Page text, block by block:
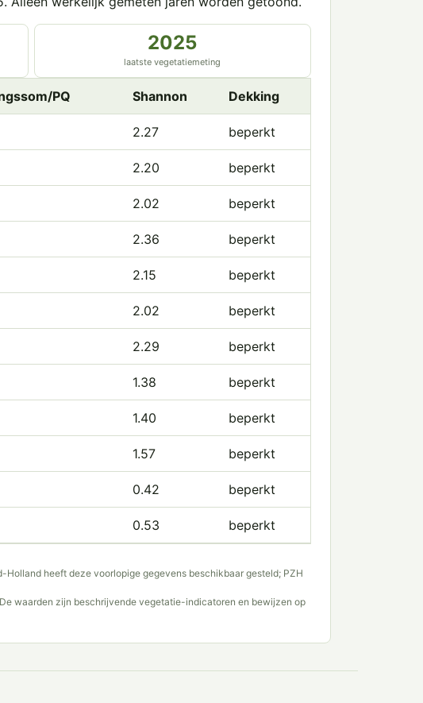
2025
laatste vegetatiemeting
PQ Shannon Dekking
2.27 beperkt
2.20 beperkt
2.02 beperkt
2.36 beperkt
2.15 beperkt
2.02 beperkt
2.29 beperkt
1.38 beperkt
1.40 beperkt
1.57 beperkt
0.42 beperkt
0.53 beperkt
heeft deze voorlopige gegevens beschikbaar gesteld; PZH
waarden zijn beschrijvende vegetatie-indicatoren en bewijzen op